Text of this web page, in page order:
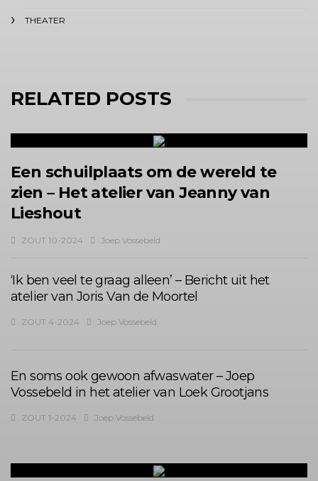
THEATER
RELATED POSTS
Een schuilplaats om de wereld te
zien – Het atelier van Jeanny van
Lieshout
ZOUT 10-2024 Joep Vossebeld
‘Ik ben veel te graag alleen’ – Bericht uit het
atelier van Joris Van de Moortel
ZOUT 4-2024 Joep Vossebeld
En soms ook gewoon afwaswater – Joep
Vossebeld in het atelier van Loek Grootjans
ZOUT 1-2024 Joep Vossebeld